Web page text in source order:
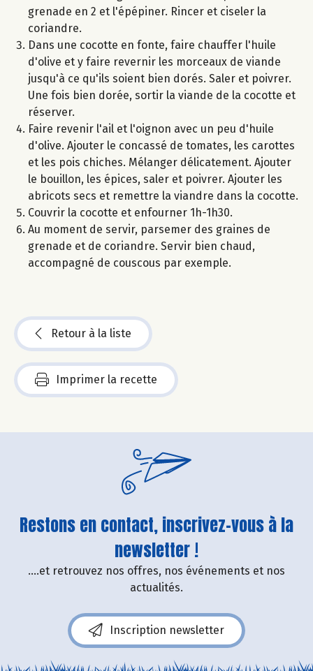
grenade en 2 et l'épépiner. Rincer et ciseler la
coriandre.
Dans une cocotte en fonte, faire chauffer l'huile
d'olive et y faire revernir les morceaux de viande
jusqu'à ce qu'ils soient bien dorés. Saler et poivrer.
Une fois bien dorée, sortir la viande de la cocotte et
réserver.
Faire revenir l'ail et l'oignon avec un peu d'huile
d'olive. Ajouter le concassé de tomates, les carottes
et les pois chiches. Mélanger délicatement. Ajouter
le bouillon, les épices, saler et poivrer. Ajouter les
abricots secs et remettre la viandre dans la cocotte.
Couvrir la cocotte et enfourner 1h-1h30.
Au moment de servir, parsemer des graines de
grenade et de coriandre. Servir bien chaud,
accompagné de couscous par exemple.
Retour à la liste
Imprimer la recette
Restons en contact, inscrivez-vous à la
newsletter !
....et retrouvez nos offres, nos événements et nos
actualités.
Inscription newsletter